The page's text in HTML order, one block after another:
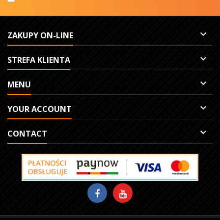
ZAKUPY ON-LINE 
STREFA KLIENTA 
MENU 
YOUR ACCOUNT 
CONTACT 